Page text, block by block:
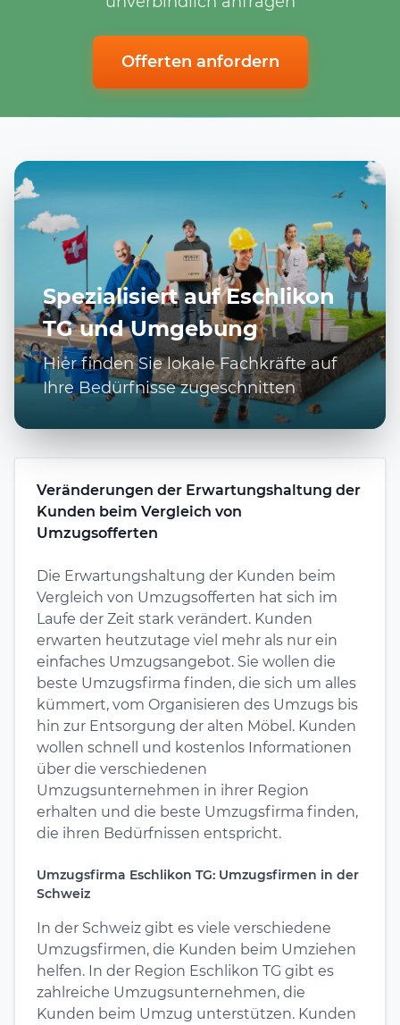
Offerten anfordern
Spezialisiert auf Eschlikon
TG und Umgebung
Hier finden Sie lokale Fachkräfte auf
Ihre Bedürfnisse zugeschnitten
Veränderungen der Erwartungshaltung der
Kunden beim Vergleich von
Umzugsofferten
Die Erwartungshaltung der Kunden beim
Vergleich von Umzugsofferten hat sich im
Laufe der Zeit stark verändert. Kunden
erwarten heutzutage viel mehr als nur ein
einfaches Umzugsangebot. Sie wollen die
beste Umzugsfirma finden, die sich um alles
kümmert, vom Organisieren des Umzugs bis
hin zur Entsorgung der alten Möbel. Kunden
wollen schnell und kostenlos Informationen
über die verschiedenen
Umzugsunternehmen in ihrer Region
erhalten und die beste Umzugsfirma finden,
die ihren Bedürfnissen entspricht.
Umzugsfirma Eschlikon TG: Umzugsfirmen in der
Schweiz
In der Schweiz gibt es viele verschiedene
Umzugsfirmen, die Kunden beim Umziehen
helfen. In der Region Eschlikon TG gibt es
zahlreiche Umzugsunternehmen, die
Kunden beim Umzug unterstützen. Kunden